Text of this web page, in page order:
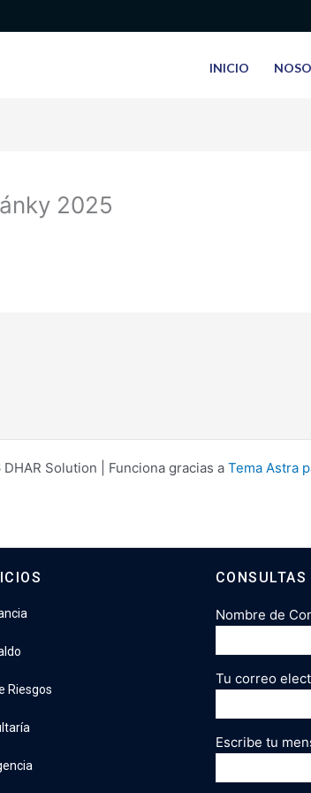
INICIO
2025
Solution | Funciona gracias a Tema Astra
Riesgos
CONSULTAS
Nombre de
Tu correo
Escribe tu